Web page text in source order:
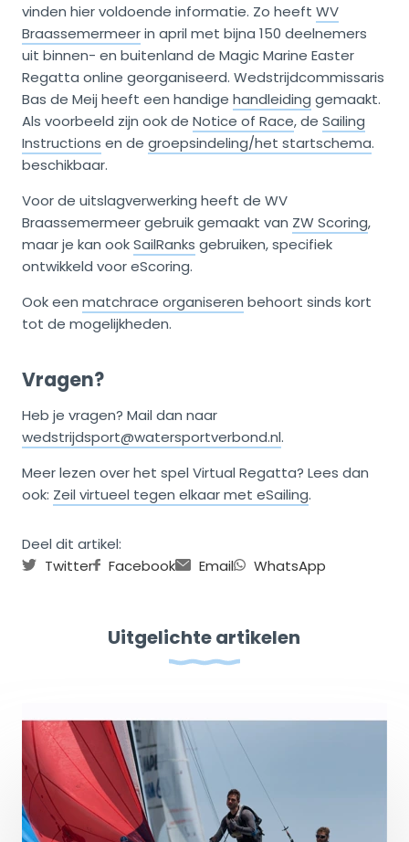
vinden hier voldoende informatie. Zo heeft WV
Braassemermeerin april met bijna 150 deelnemers
uit binnen- en buitenland de Magic Marine Easter
Regatta online georganiseerd. Wedstrijdcommissaris
Bas de Meij heeft een handige handleiding gemaakt.
Als voorbeeld zijn ook de Notice of Race, de Sailing
Instructions en de groepsindeling/het startschema.
beschikbaar.
Voor de uitslagverwerking heeft de WV
Braassemermeer gebruik gemaakt van ZW Scoring,
maar je kan ookSailRanks gebruiken, specifiek
ontwikkeld voor eScoring.
Ook een matchrace organiseren behoort sinds kort
tot de mogelijkheden.
Vragen?
Heb je vragen? Mail dan naar
wedstrijdsport@watersportverbond.nl.
Meer lezen over het spel Virtual Regatta? Lees dan
ook: Zeil virtueel tegen elkaar met eSailing.
Deel dit artikel:
Twitter
Facebook Email WhatsApp
Uitgelichte artikelen